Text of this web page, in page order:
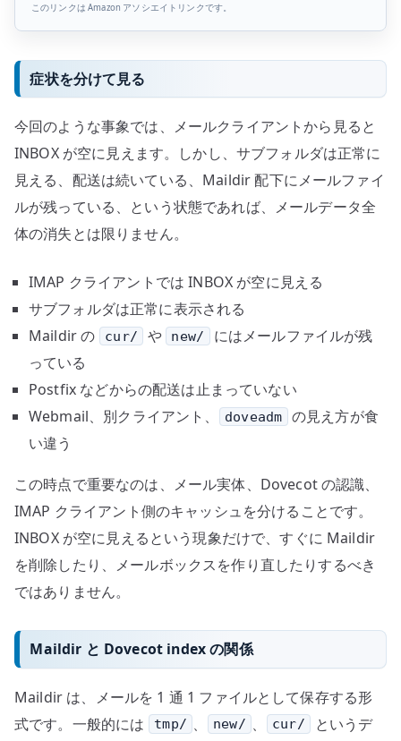
このリンクは Amazon アソシエイトリンクです。
症状を分けて見る
今回のような事象では、メールクライアントから見ると
INBOX が空に見えます。しかし、サブフォルダは正常に
見える、配送は続いている、Maildir 配下にメールファイ
ルが残っている、という状態であれば、メールデータ全
体の消失とは限りません。
IMAP クライアントでは INBOX が空に見える
サブフォルダは正常に表示される
Maildir の
cur/ や new/
にはメールファイルが残
っている
Postfix などからの配送は止まっていない
Webmail、別クライアント、
doveadm
の見え方が食
い違う
この時点で重要なのは、メール実体、Dovecot の認識、
IMAP クライアント側のキャッシュを分けることです。
INBOX が空に見えるという現象だけで、すぐに Maildir
を削除したり、メールボックスを作り直したりするべき
ではありません。
Maildir と Dovecot index の関係
Maildir は、メールを 1 通 1 ファイルとして保存する形
式です。一般的には
tmp/ 、 new/ 、 cur/
というデ